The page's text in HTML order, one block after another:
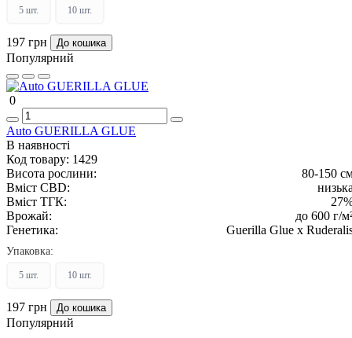
5 шт. 10 шт.
197 грн До кошика
Популярний
0
Auto GUERILLA GLUE
В наявності
Код товару: 1429
Висота рослини:
80-150
Вміст CBD:
Вміст ТГК:
Врожай:
до 600 г/
Генетика:
Guerilla Glue x
Упаковка:
5 шт. 10 шт.
197 грн До кошика
Популярний